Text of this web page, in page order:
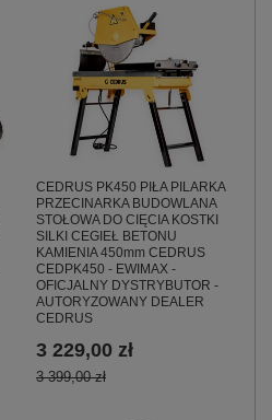
CEDRUS PK450 PIŁA PILARKA
PRZECINARKA BUDOWLANA
STOŁOWA DO CIĘCIA KOSTKI
SILKI CEGIEŁ BETONU
KAMIENIA 450mm CEDRUS
CEDPK450 - EWIMAX -
OFICJALNY DYSTRYBUTOR -
AUTORYZOWANY DEALER
CEDRUS
3 229,00 zł
3 399,00 zł